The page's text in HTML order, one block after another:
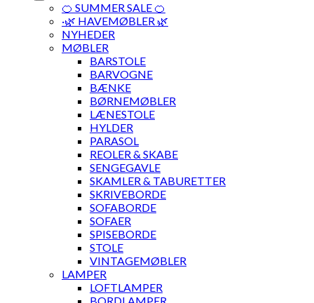
🍊 SUMMER SALE 🍊
·🌿 HAVEMØBLER 🌿
NYHEDER
MØBLER
BARSTOLE
BARVOGNE
BÆNKE
BØRNEMØBLER
LÆNESTOLE
HYLDER
PARASOL
REOLER & SKABE
SENGEGAVLE
SKAMLER & TABURETTER
SKRIVEBORDE
SOFABORDE
SOFAER
SPISEBORDE
STOLE
VINTAGEMØBLER
LAMPER
LOFTLAMPER